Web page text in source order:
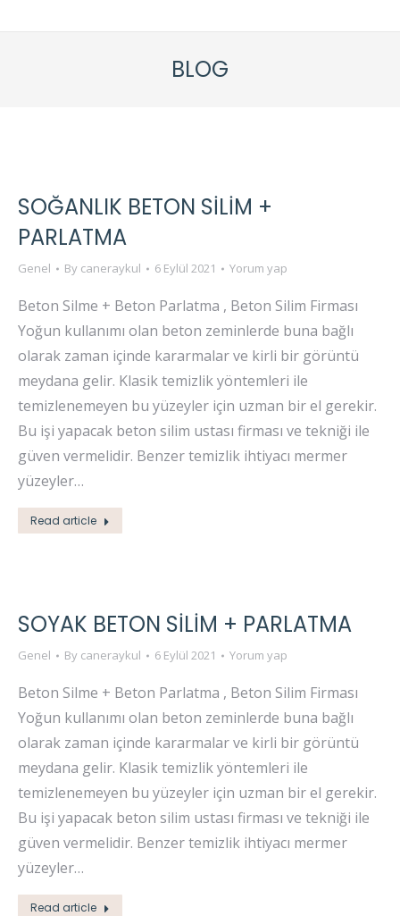
BLOG
SOĞANLIK BETON SİLİM +
PARLATMA
Genel By caneraykul 6 Eylül 2021 Yorum yap
Beton Silme + Beton Parlatma , Beton Silim Firması
Yoğun kullanımı olan beton zeminlerde buna bağlı
olarak zaman içinde kararmalar ve kirli bir görüntü
meydana gelir. Klasik temizlik yöntemleri ile
temizlenemeyen bu yüzeyler için uzman bir el gerekir.
Bu işi yapacak beton silim ustası firması ve tekniği ile
güven vermelidir. Benzer temizlik ihtiyacı mermer
yüzeyler…
Read article
SOYAK BETON SİLİM + PARLATMA
Genel By caneraykul 6 Eylül 2021 Yorum yap
Beton Silme + Beton Parlatma , Beton Silim Firması
Yoğun kullanımı olan beton zeminlerde buna bağlı
olarak zaman içinde kararmalar ve kirli bir görüntü
meydana gelir. Klasik temizlik yöntemleri ile
temizlenemeyen bu yüzeyler için uzman bir el gerekir.
Bu işi yapacak beton silim ustası firması ve tekniği ile
güven vermelidir. Benzer temizlik ihtiyacı mermer
yüzeyler…
Read article